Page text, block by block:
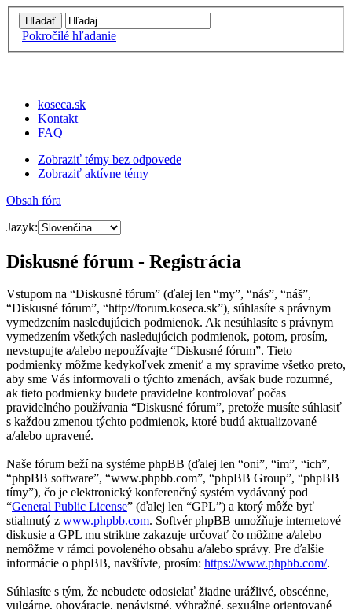
Pokročilé hľadanie
koseca.sk
Kontakt
FAQ
Zobraziť témy bez odpovede
Zobraziť aktívne témy
Obsah fóra
Jazyk:
Diskusné fórum - Registrácia
Vstupom na “Diskusné fórum” (ďalej len “my”, “nás”, “náš”,
“Diskusné fórum”, “http://forum.koseca.sk”), súhlasíte s právnym
vymedzením nasledujúcich podmienok. Ak nesúhlasíte s právnym
vymedzením všetkých nasledujúcich podmienok, potom, prosím,
nevstupujte a/alebo nepoužívajte “Diskusné fórum”. Tieto
podmienky môžme kedykoľvek zmeniť a my spravíme všetko preto,
aby sme Vás informovali o týchto zmenách, avšak bude rozumné,
ak tieto podmienky budete pravidelne kontrolovať počas
pravidelného používania “Diskusné fórum”, pretože musíte súhlasiť
s každou zmenou týchto podmienok, ktoré budú aktualizované
a/alebo upravené.
Naše fórum beží na systéme phpBB (ďalej len “oni”, “im”, “ich”,
“phpBB software”, “www.phpbb.com”, “phpBB Group”, “phpBB
tímy”), čo je elektronický konferenčný systém vydávaný pod
“General Public License” (ďalej len “GPL”) a ktorý môže byť
stiahnutý z www.phpbb.com. Softvér phpBB umožňuje internetové
diskusie a GPL mu striktne zakazuje určovať čo môžme a/alebo
nemôžme v rámci povoleného obsahu a/alebo správy. Pre ďalšie
informácie o phpBB, navštívte, prosím: https://www.phpbb.com/.
Súhlasíte s tým, že nebudete odosielať žiadne urážlivé, obscénne,
vulgárne, ohováracie, nenávistné, výhražné, sexuálne orientované